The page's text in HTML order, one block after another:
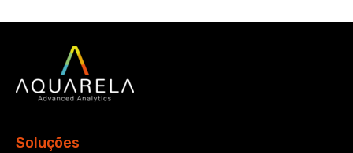
Soluções